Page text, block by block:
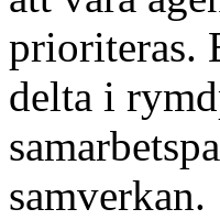
prioriteras.
delta i
samverkan.